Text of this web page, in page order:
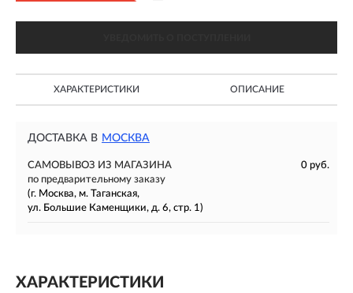
ХАРАКТЕРИСТИКИ ОПИСАНИЕ
ДОСТАВКА В МОСКВА
САМОВЫВОЗ ИЗ МАГАЗИНА
0 руб.
по предварительному заказу
(г. Москва, м. Таганская,
ул. Большие Каменщики, д. 6, стр. 1)
ХАРАКТЕРИСТИКИ